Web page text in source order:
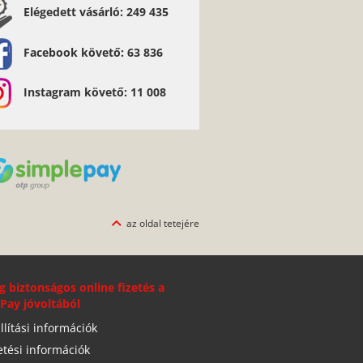
Ajánlom - Pálfalvi Zsuzsanna
Elégedett vásárló: 249 435
Facebook követő: 63 836
Instagram követő: 11 008
az oldal tetejére
biztonságos online fizetés a
jóvoltából
információk
információk